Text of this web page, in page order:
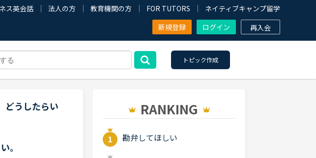
ス英会話 法人の方 教育機関の方 FOR TUTORS
ネイティブキャンプ留学
新規登録
ログイン 再入会
トピック作成
どうしたらい
。
RANKING
勘弁してほしい